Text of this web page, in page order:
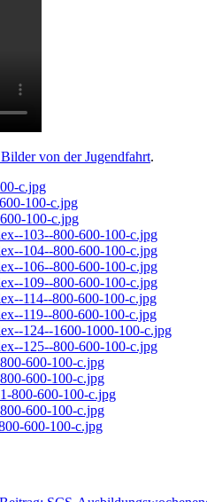
von der Jugendfahrt.